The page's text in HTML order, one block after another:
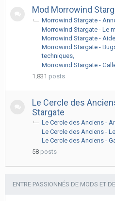
Mod Morrowind
Morrowind Stargate -
Morrowind Stargate - Le
Morrowind Stargate -
Morrowind Stargate -
techniques
Morrowind Stargate -
1,831 posts
Le Cercle des
Stargate
Le Cercle des Anciens -
Le Cercle des Anciens -
Le Cercle des Anciens -
58 posts
ENTRE PASSIONNÉS DE MODS ET